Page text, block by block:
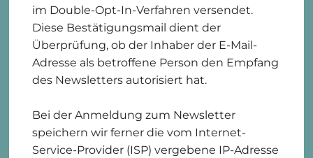
im Double-Opt-In-Verfahren versendet.
Diese Bestätigungsmail dient der
Überprüfung, ob der Inhaber der E-Mail-
Adresse als betroffene Person den Empfang
des Newsletters autorisiert hat.
Bei der Anmeldung zum Newsletter
speichern wir ferner die vom Internet-
Service-Provider (ISP) vergebene IP-Adresse